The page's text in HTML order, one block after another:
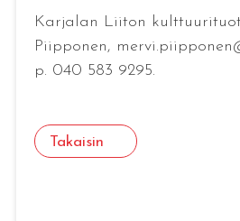
Karjalan Liiton
Piipponen,
p. 040 583 9295.
Takaisin